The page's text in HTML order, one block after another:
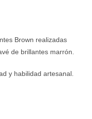
Brown realizadas
de brillantes marrón.
y habilidad artesanal.